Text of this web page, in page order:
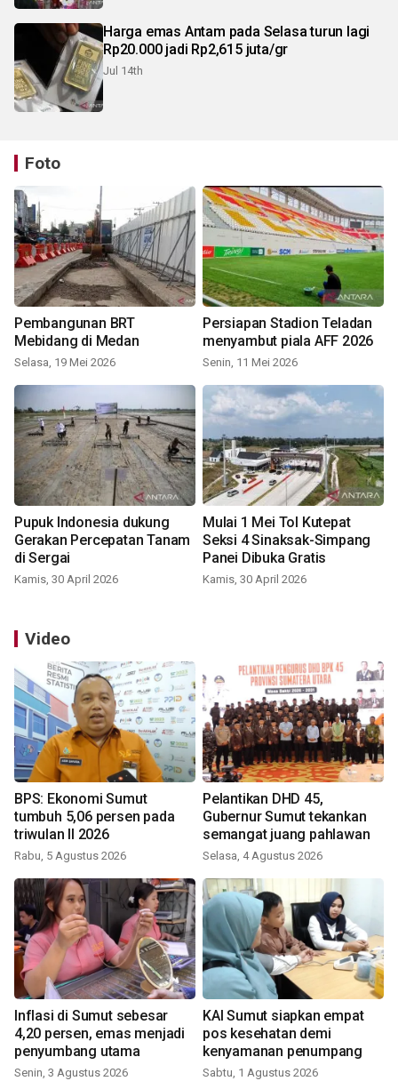
Harga emas Antam pada Selasa turun lagi
Rp20.000 jadi Rp2,615 juta/gr
Jul 14th
Foto
Pembangunan BRT
Mebidang di Medan
Selasa, 19 Mei 2026
Persiapan Stadion Teladan
menyambut piala AFF 2026
Senin, 11 Mei 2026
Pupuk Indonesia dukung
Gerakan Percepatan Tanam
di Sergai
Kamis, 30 April 2026
Mulai 1 Mei Tol Kutepat
Seksi 4 Sinaksak-Simpang
Panei Dibuka Gratis
Kamis, 30 April 2026
Video
BPS: Ekonomi Sumut
tumbuh 5,06 persen pada
triwulan II 2026
Rabu, 5 Agustus 2026
Pelantikan DHD 45,
Gubernur Sumut tekankan
semangat juang pahlawan
Selasa, 4 Agustus 2026
Inflasi di Sumut sebesar
4,20 persen, emas menjadi
penyumbang utama
Senin, 3 Agustus 2026
KAI Sumut siapkan empat
pos kesehatan demi
kenyamanan penumpang
Sabtu, 1 Agustus 2026